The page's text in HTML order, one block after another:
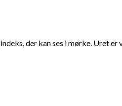
der kan ses i mørke.